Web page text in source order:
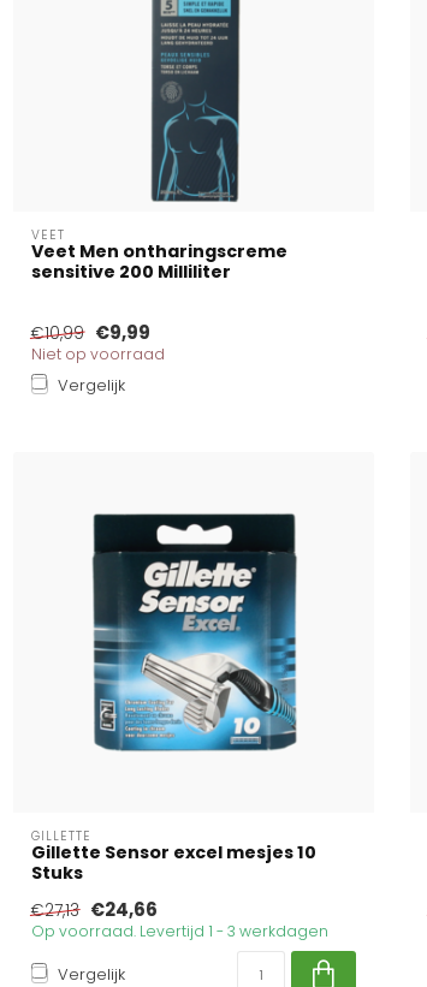
VEET
Veet Men ontharingscreme
sensitive 200 Milliliter
€10,99 €9,99
Niet op voorraad
Vergelijk
GILLETTE
Gillette Sensor excel mesjes 10
Stuks
€27,13 €24,66
Op voorraad. Levertijd 1 - 3 werkdagen
Vergelijk